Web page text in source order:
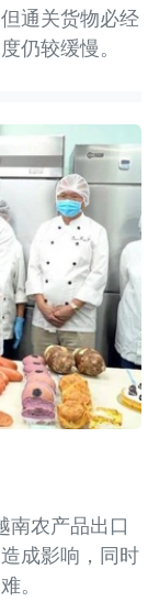
通关货物必经
仍较缓慢。
南农产品出口
成影响，同时
。